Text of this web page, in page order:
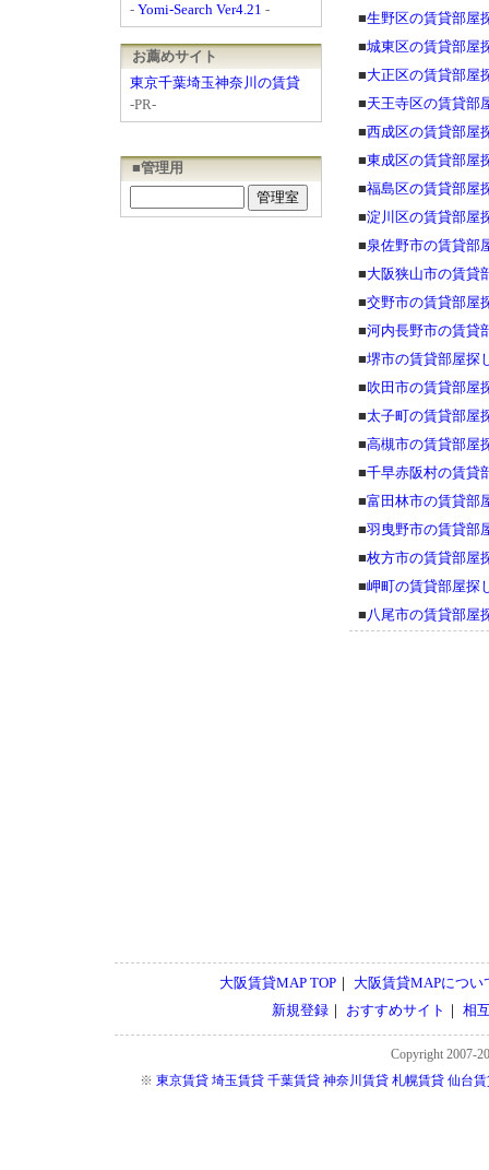
■生野区の賃貸部屋
■城東区の賃貸部屋
■大正区の賃貸部屋
■天王寺区の賃貸部
■西成区の賃貸部屋
■東成区の賃貸部屋
■福島区の賃貸部屋
■淀川区の賃貸部屋
■泉佐野市の賃貸部
■大阪狭山市の賃貸
■交野市の賃貸部屋
■河内長野市の賃貸
■堺市の賃貸部屋探
■吹田市の賃貸部屋
■太子町の賃貸部屋
■高槻市の賃貸部屋
■千早赤阪村の賃貸
■富田林市の賃貸部
■羽曳野市の賃貸部
■枚方市の賃貸部屋
■岬町の賃貸部屋探
■八尾市の賃貸部屋
- Yomi-Search Ver4.21 -
お薦めサイト
東京千葉埼玉神奈川の賃貸
-PR-
■管理用
大阪賃貸MAP TOP｜ 大阪賃貸MAPについ
新規登録｜ おすすめサイト ｜ 相
Copyright 2007-
※ 東京賃貸 埼玉賃貸 千葉賃貸 神奈川賃貸 札幌賃貸 仙台賃